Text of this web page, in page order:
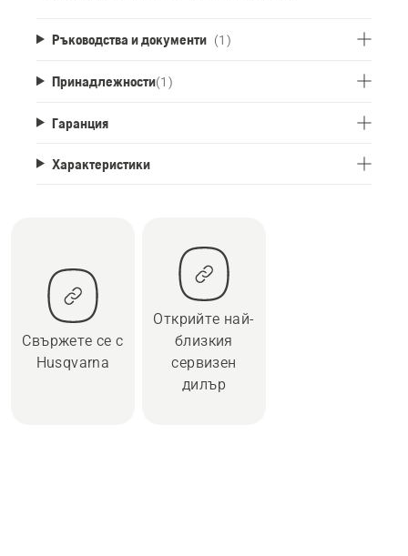
Ръководства и документи (1)
Принадлежности(1 )
Гаранция
Характеристики
Свържете се с
Husqvarna
Открийте най-
близкия
сервизен
дилър